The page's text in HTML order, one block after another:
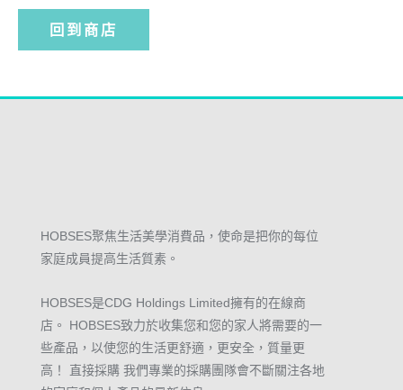
回到商店
HOBSES是CDG Holdings Limited擁有的在線商
些產品，以使您的生活更舒適，更安全，質量更
高！ 直接採購 我們專業的採購團隊會不斷關注各地
的家庭和個人產品的最新信息。